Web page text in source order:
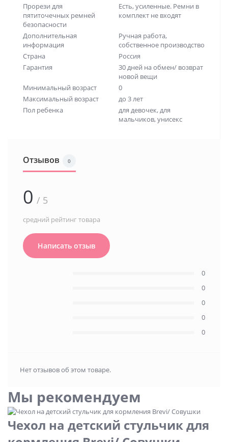
Прорези для
пятиточечных ремней
безопасности
Есть, усиленные. Ремни в
комплект не входят
Дополнительная
информация
Ручная работа,
собственное производство
Страна
Россия
Гарантия
30 дней на обмен/ возврат
новой вещи
Минимальный возраст
0
Максимальный возраст
до 3 лет
Пол ребенка
для девочек, для
мальчиков, унисекс
Отзывов 0
0 / 5
средний рейтинг товара
Написать отзыв
0
0
0
0
0
Нет отзывов об этом товаре.
Мы рекомендуем
Чехол на детский стульчик для